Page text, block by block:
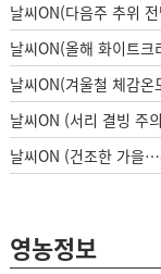
날씨ON(다음주 추위
날씨ON(올해 화이트
날씨ON(겨울철 체감온
날씨ON (서리 결빙 주
날씨ON (건조한 가을
영농정보